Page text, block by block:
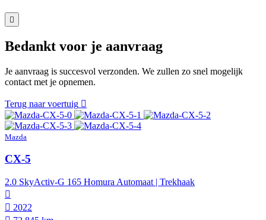
Bedankt voor je aanvraag
Je aanvraag is succesvol verzonden. We zullen zo snel mogelijk
contact met je opnemen.
Terug naar voertuig
Mazda
CX-5
2.0 SkyActiv-G 165 Homura Automaat | Trekhaak
2022